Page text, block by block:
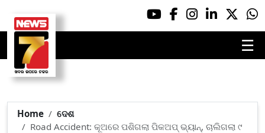
☰
Home
ଦେଶ
Road Accident: କୂଅରେ ପଶିଗଲା ପିକଅପ୍ ଭ୍ୟାନ୍, ଚାଲିଗଲା ୯